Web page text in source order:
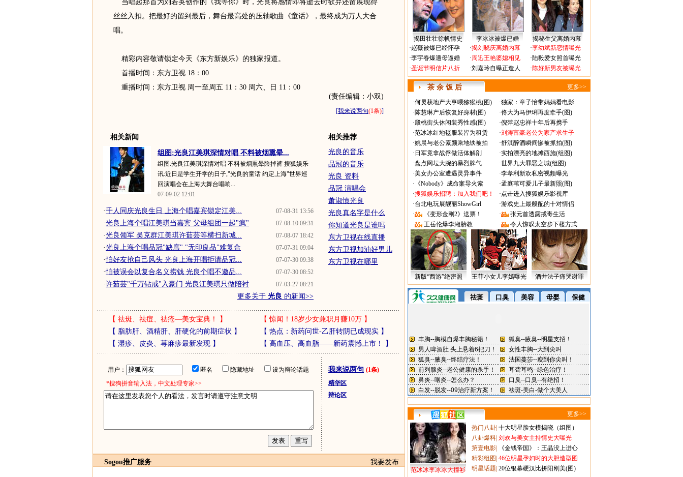
当唱起那首为刘若英创作的《我等你》时，光良将感情即将逝去时欲弃还留展现得
丝丝入扣。把最好的留到最后，舞台最高处的压轴歌曲《童话》，最终成为万人大合
唱。
精彩内容敬请锁定今天《东方新娱乐》的独家报道。
首播时间：东方卫视 18：00
重播时间：东方卫视 周一至周五 11：30 周六、日 11：00
(责任编辑：小双)
[我来说两句(1条)]
相关新闻
组图:光良江美琪深情对唱 不料被烟熏晕...
组图:光良江美琪深情对唱 不料被烟熏晕险掉裤 搜狐娱乐
讯:近日是学生开学的日子,"光良的童话 约定上海"世界巡
回演唱会在上海大舞台唱响...
07-09-02 12:01
07-08-31 13:56
·千人同庆光良生日 上海个唱嘉宾锁定江美...
07-08-10 09:31
·光良上海个唱江美琪当嘉宾 父母组团一起"疯"
07-08-07 18:42
·光良领军 吴克群江美琪许茹芸等横扫新城...
07-07-31 09:04
·光良上海个唱品冠"缺席" "无印良品"难复合
07-07-30 09:38
·怕好友抢自己风头 光良上海开唱拒请品冠...
07-07-30 08:52
·怕被误会以复合名义捞钱 光良个唱不邀品...
07-03-27 08:21
·许茹芸"千万钻戒"入豪门 光良江美琪只做陪衬
更多关于 光良 的新闻>>
相关推荐
光良的音乐
品冠的音乐
光良 资料
品冠 演唱会
萧淑慎光良
光良真名字是什么
你知道光良是谁吗
东方卫视在线直播
东方卫视加油好男儿
东方卫视在哪里
【 祛斑、祛痘、祛疮—美女宝典！ 】 【惊闻！18岁少女兼职月赚10万】
【 脂肪肝、酒精肝、肝硬化的前期症状 】 【 热点：新药问世-乙肝转阴已成现实】
【 湿疹、皮炎、荨麻疹最新发现】 【 高血压、高血脂——新药震憾上市！ 】
用户： 匿名 隐藏地址
设为辩论话题
*搜狗拼音输入法，中文处理专家>>
我来说两句 (1条)
精华区
辩论区
我要发布
Sogou推广服务
揭田壮壮徐帆情史 李冰冰被爆已婚
揭秘生父离婚内幕
·赵薇被爆已经怀孕
·李宇春爆遭母逼婚
·圣诞节明信片八折
·揭刘晓庆离婚内幕
·周迅王艳婆媳相见
·刘嘉玲自曝正造人
·李幼斌新恋情曝光
·陆毅爱女照首曝光
·陈好新男友被曝光
茶 余 饭 后 更多>>
·何炅获地产大亨喂猕猴桃(图) ·独家：章子怡带妈妈看电影
·陈慧琳产后恢复好身材(图) ·佟大为马伊琍再度牵手(图)
·殷桃街头休闲装秀性感(图) ·倪萍赵忠祥十年后再携手
·范冰冰红地毯服装皆为租赁 ·刘涛富豪老公为家产求生子
·姚晨与老公素颜乘地铁被拍 ·舒淇醉酒瞬间惨被抓拍(图)
· 日军竟拿战俘做活体解剖 ·实拍漂亮的地摊西施(组图)
·盘点网坛大腕的暴烈脾气 ·世界九大罪恶之城(组图)
·美女办公室遭遇灵异事件 ·李孝利新欢私密视频曝光
· 《Nobody》成命案导火索 ·孟庭苇可爱儿子最新照(图)
·搜狐娱乐招聘：加入我们吧！ ·点击进入搜狐娱乐影视库
·台北电玩展靓丽ShowGirl ·游戏史上最般配的十对情侣
·
《变形金刚2》送票！ ·
张元首透露戒毒生活
·
王岳伦爆李湘胎教 · 令人惊叹太空步下楼方式
新版“西游”绝密照 王菲小女儿李嫣曝光 酒井法子痛哭谢罪
更多>>
范冰冰李冰冰大撞衫
热门八卦 十大明星脸女模揭晓（组图）
八卦爆料 刘欢与美女主持情史大曝光
第壹电影
《金钱帝国》：王晶没上进心
精彩组图 46位明星孕妇时的大胆造型图
明星话题 20位银幕硬汉比拼阳刚美(图)